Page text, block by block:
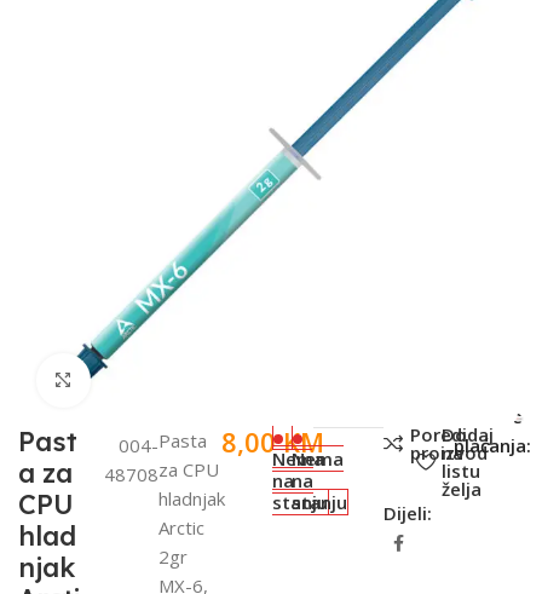
Click to enlarge
Past
a za
CPU
hlad
njak
004-
48708
Pasta
za CPU
hladnjak
Arctic
2gr
MX-6,
8,00KM
Nema
na
stanju
Nema
na
stanju
Poredi
proizvod
Dodaj
na
listu
želja
Dijeli:
Metode
plaćanja: